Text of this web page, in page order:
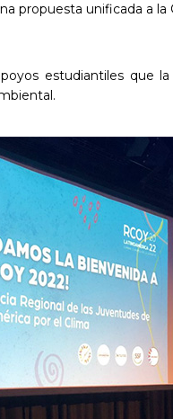
propuesta unificada a
estudiantiles que